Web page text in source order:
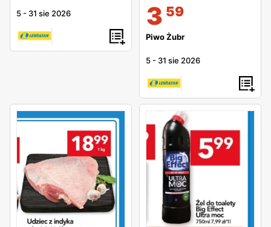
5 - 31 sie 2026 3 59
Piwo Żubr
5 - 31 sie 2026